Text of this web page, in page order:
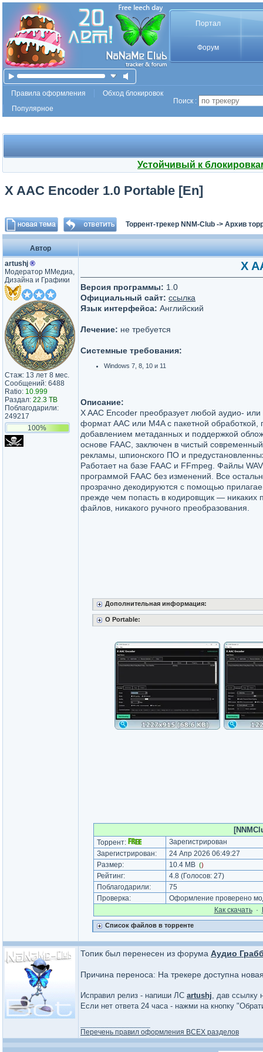
Портал
Форум
Правила оформления
Обход блокировок
Популярное
Поиск :
Устойчивый к
X AAC Encoder 1.0 Portable [En]
Торрент-трекер NNM-Club -> Архив
Автор
artushj ®
Модератор ММедиа,
Дизайна и Графики
Стаж: 13 лет 8 мес.
Сообщений: 6488
Ratio: 10.999
Раздал: 22.3 TB
Поблагодарили:
249217
100%
X
Версия программы: 1.0
Официальный сайт: ссылка
Язык интерфейса: Английский
Лечение: не требуется
Системные требования:
Windows 7, 8, 10 и 11
Описание:
X AAC Encoder преобразует любой аудио-
формат AAC или M4A с пакетной
добавлением метаданных и поддержкой
основе FAAC, заключен в чистый
рекламы, шпионского ПО и
Работает на базе FAAC и FFmpeg. Файлы
программой FAAC без изменений. Все
прозрачно декодируются с помощью
прежде чем попасть в кодировщик — никаких
файлов, никакого ручного преобразования.
Дополнительная информация:
O Portable:
Торрент:
Зарегистрирован
Зарегистрирован:
24 Апр 2026 06:49:27
Размер:
10.4 MB ()
Рейтинг: 4.8 (Голосов: 27)
Поблагодарили:
75
Проверка:
Оформление проверено
Как cкачать·
Список файлов в торренте
Топик был перенесен из форума Аудио
Причина переноса: На трекере доступна
Исправил релиз - напиши ЛС artushj, дав ссылку
Если нет ответа 24 часа - нажми на кнопку
Перечень правил оформления ВСЕХ разделов